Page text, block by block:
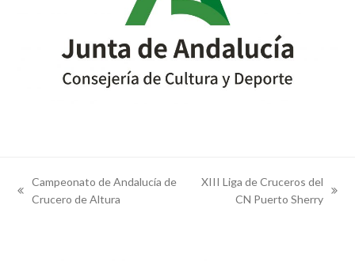
previous
Campeonato de Andalucía de
Crucero de Altura
XIII Liga de Cruceros del
CN Puerto Sherry